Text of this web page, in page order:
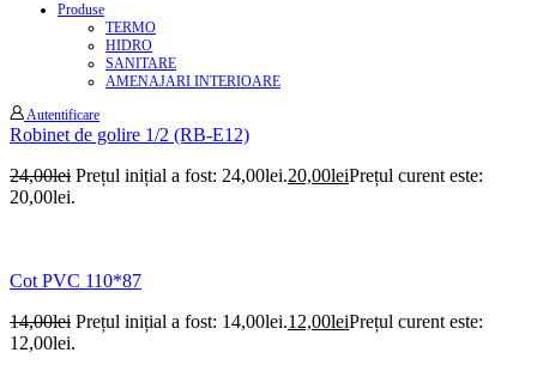
Produse
TERMO
HIDRO
SANITARE
AMENAJARI INTERIOARE
Autentificare
Robinet de golire 1/2 (RB-E12)
24,00lei Prețul inițial a fost: 24,00lei.20,00leiPrețul curent este:
20,00lei.
Cot PVC 110*87
14,00lei Prețul inițial a fost: 14,00lei.12,00leiPrețul curent este:
12,00lei.